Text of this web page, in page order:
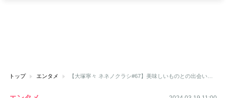
トップ エンタメ 【大塚寧々 ネネノクラシ#67】美味しいものとの出会い イワシの梅煮、蕗のとうの天ぷら作りで”やってしまった”「後悔」